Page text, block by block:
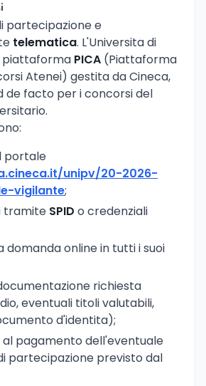
partecipazione e
telematica. L'Universita di
piattaforma PICA (Piattaforma
Atenei) gestita da Cineca,
de facto per i concorsi del
portale
unipv/20-2026-
vigilante;
tramite SPID o credenziali
domanda online in tutti i suoi
richiesta
eventuali titoli valutabili,
d'identita);
pagamento dell'eventuale
partecipazione previsto dal